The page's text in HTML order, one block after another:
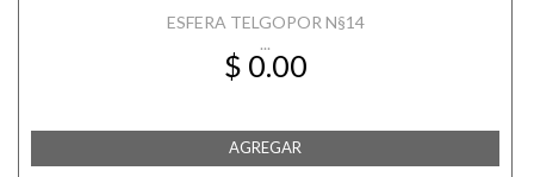
ESFERA TELGOPOR N§14
...
$ 0.00
AGREGAR